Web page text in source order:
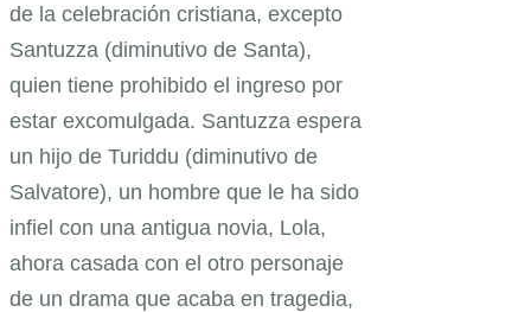
de la celebración cristiana, excepto
Santuzza (diminutivo de Santa),
quien tiene prohibido el ingreso por
estar excomulgada. Santuzza espera
un hijo de Turiddu (diminutivo de
Salvatore), un hombre que le ha sido
infiel con una antigua novia, Lola,
ahora casada con el otro personaje
de un drama que acaba en tragedia,